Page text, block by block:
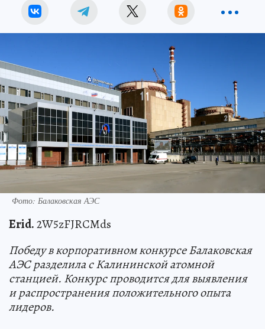
Фото: Балаковская АЭС
Erid.2W5zFJRCMds
Победу в корпоративном конкурсе Балаковская
АЭС разделила с Калининской атомной
станцией. Конкурс проводится для выявления
и распространения положительного опыта
лидеров.